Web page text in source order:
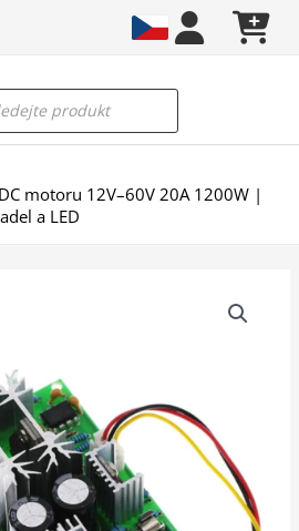
motoru 12V–60V 20A 1200W |
a LED